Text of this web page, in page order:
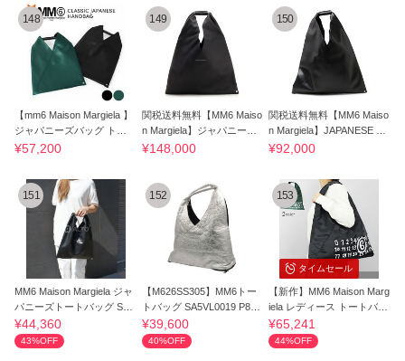
148
【mm6 Maison Margiela 】
ジャパニーズバッグ トー
トバッグ 三角
¥57,200
149
関税送料無料【MM6 Maiso
n Margiela】ジャパニーズ
バッグ
¥148,000
150
関税送料無料【MM6 Maiso
n Margiela】JAPANESE BA
G ミディアム
¥92,000
151
MM6 Maison Margiela ジャ
パニーズトートバッグ S54
WD0043 P4313
¥44,360
43%OFF
152
【M626SS305】MM6トー
トバッグ SA5VL0019 P887
5
¥39,600
40%OFF
タイムセール
153
【新作】MM6 Maison Marg
iela レディース トートバッ
グ
¥65,241
44%OFF